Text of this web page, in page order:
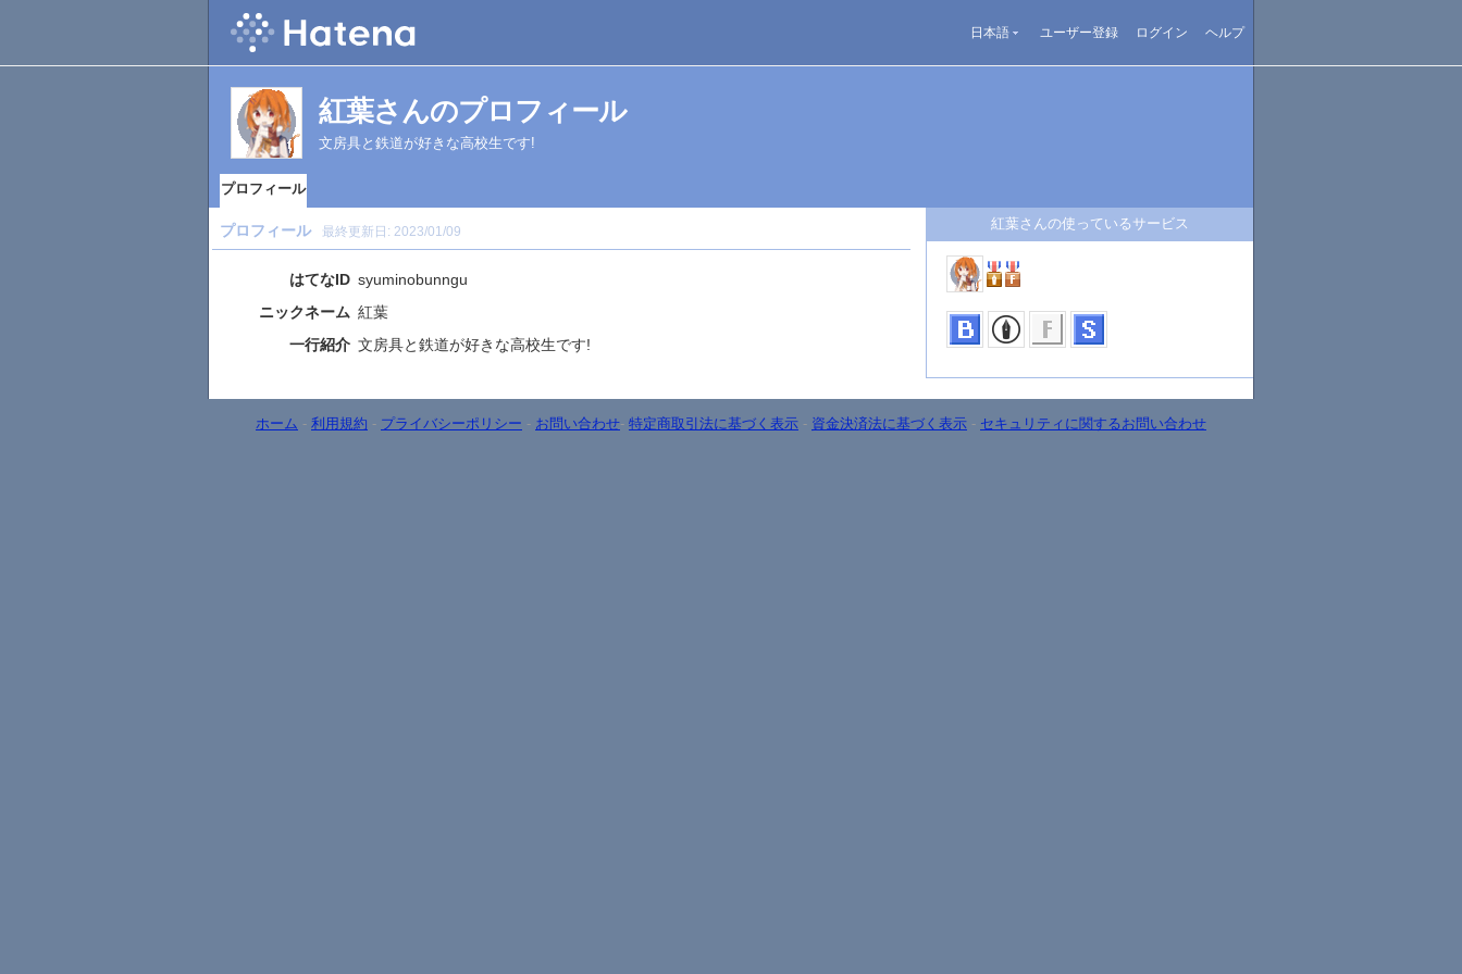
日本語 ユーザー登録 ログイン ヘルプ
紅葉さんのプロフィール
文房具と鉄道が好きな高校生です!
プロフィール
プロフィール 最終更新日: 2023/01/09
はてなID syuminobunngu
ニックネーム 紅葉
一行紹介 文房具と鉄道が好きな高校生です!
紅葉さんの使っているサービス
ホーム - 利用規約 - プライバシーポリシー - お問い合わせ- 特定商取引法に基づく表示 - 資金決済法に基づく表示 - セキュリティに関するお問い合わせ